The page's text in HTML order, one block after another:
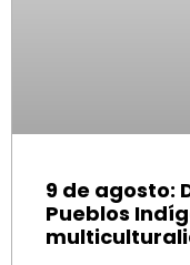
9 de agosto:
Pueblos